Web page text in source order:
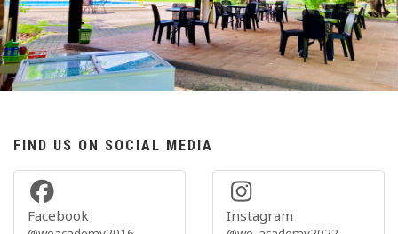
FIND US ON SOCIAL MEDIA
Facebook Instagram